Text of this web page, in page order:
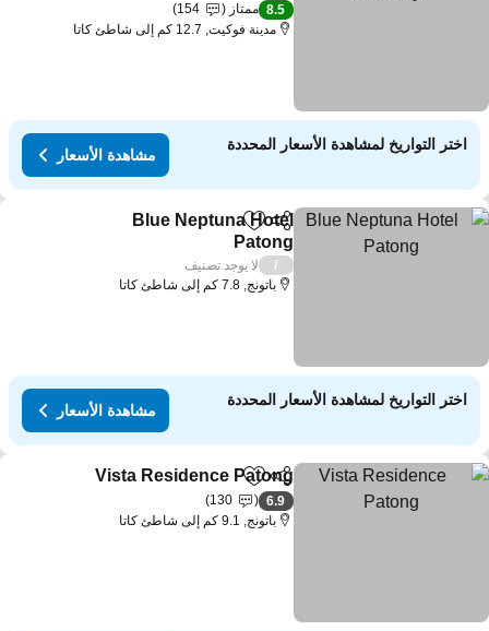
8.5 ممتاز
154
مدينة فوكيت, 12.7 كم إلى شاطئ كاتا
اختر التواريخ لمشاهدة الأسعار المحددة
مشاهدة الأسعار
مشاركةAdd to favorites
Blue Neptuna Hotel
Patong
لا يوجد تصنيف
باتونج, 7.8 كم إلى شاطئ كاتا
اختر التواريخ لمشاهدة الأسعار المحددة
مشاهدة الأسعار
مشاركةAdd to favorites
Vista Residence Patong
6.9
130
باتونج, 9.1 كم إلى شاطئ كاتا